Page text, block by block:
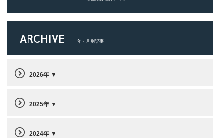
ARCHIVE 年・月別記事
2026年
2025年
2024年